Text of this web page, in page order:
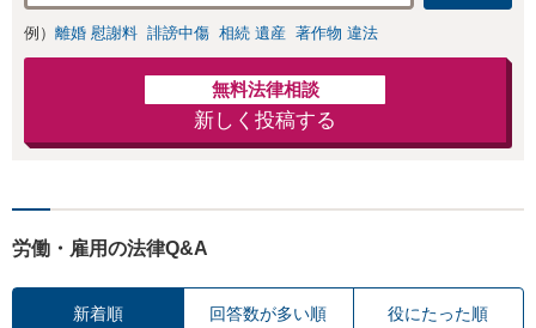
例） 離婚 慰謝料 誹謗中傷 相続 遺産 著作物 違法
無料法律相談
新しく投稿する
労働・雇用の法律Q&A
新着順 回答数が多い順 役にたった順